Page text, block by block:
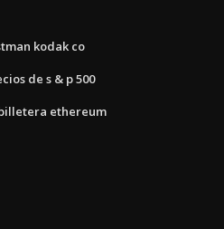
kodak co
de s & p 500
ethereum